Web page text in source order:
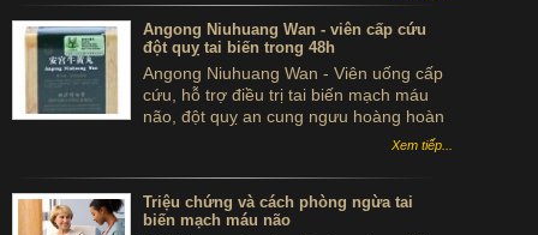
Angong Niuhuang Wan - viên cấp cứu
đột quỵ tai biến trong 48h
Angong Niuhuang Wan - Viên uống cấp
cứu, hỗ trợ điều trị tai biến mạch máu
não, đột quỵ an cung ngưu hoàng hoàn
hộp gỗ màu xanh bắc kinh đồng nhân
Xem tiếp...
Triệu chứng và cách phòng ngừa tai
biến mạch máu não